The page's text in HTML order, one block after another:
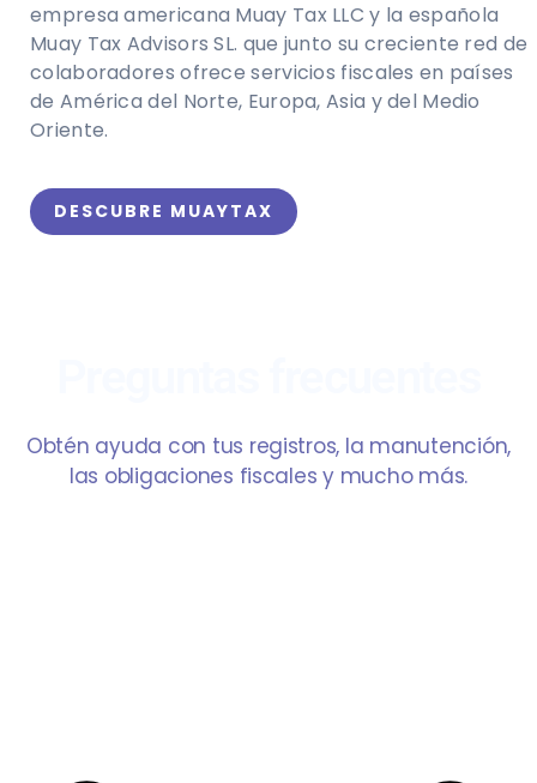
empresa americana Muay Tax LLC y la española
Muay Tax Advisors SL. que junto su creciente red de
colaboradores ofrece servicios fiscales en países
de América del Norte, Europa, Asia y del Medio
Oriente.
DESCUBRE MUAYTAX
Obtén ayuda con tus registros, la manutención,
las obligaciones fiscales y mucho más.